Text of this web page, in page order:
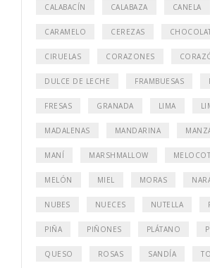
CALABACÍN CALABAZA CANELA
CARAMELO CEREZAS
CIRUELAS CORAZONES
DULCE DE LECHE FRAMBUESAS
FRESAS GRANADA LIMA
MADALENAS MANDARINA
MANÍ MARSHMALLOW
MELÓN MIEL MORAS
NUBES NUECES NUTELLA
PIÑA PIÑONES PLÁTANO
QUESO ROSAS SANDÍA